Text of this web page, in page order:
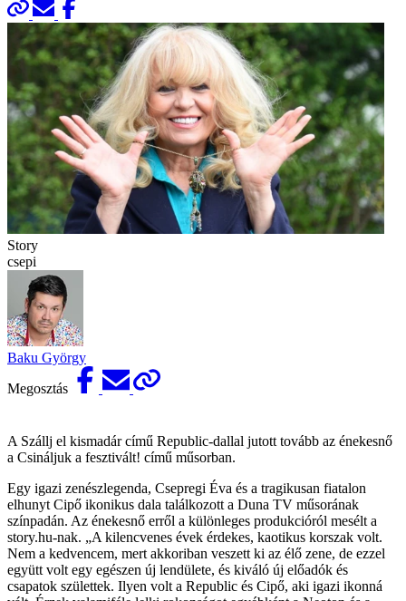
Story
csepi
Baku György
Megosztás
A Szállj el kismadár című Republic-dallal jutott tovább az énekesnő
a Csináljuk a fesztivált! című műsorban.
Egy igazi zenészlegenda, Csepregi Éva és a tragikusan fiatalon
elhunyt Cipő ikonikus dala találkozott a Duna TV műsorának
színpadán. Az énekesnő erről a különleges produkcióról mesélt a
story.hu-nak. „A kilencvenes évek érdekes, kaotikus korszak volt.
Nem a kedvencem, mert akkoriban veszett ki az élő zene, de ezzel
együtt volt egy egészen új lendülete, és kiváló új előadók és
csapatok születtek. Ilyen volt a Republic és Cipő, aki igazi ikonná